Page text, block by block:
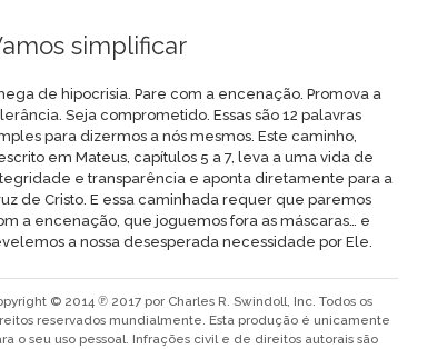
simplificar
de hipocrisia. Pare com a encenação. Promova a
Seja comprometido. Essas são 12 palavras
para dizermos a nós mesmos. Este caminho,
em Mateus, capítulos 5 a 7, leva a uma vida de
e transparência e aponta diretamente para a
de Cristo. E essa caminhada requer que paremos
a encenação, que joguemos fora as máscaras… e
a nossa desesperada necessidade por Ele.
© 2014 ℗ 2017 por Charles R. Swindoll, Inc. Todos os
reservados mundialmente. Esta produção é unicamente
o seu uso pessoal. Infrações civil e de direitos autorais são